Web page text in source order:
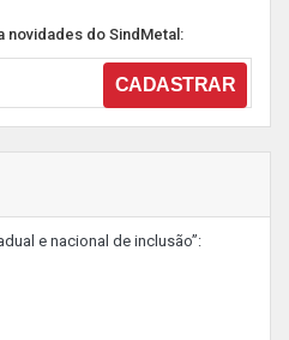
do SindMetal:
e nacional de inclusão”: